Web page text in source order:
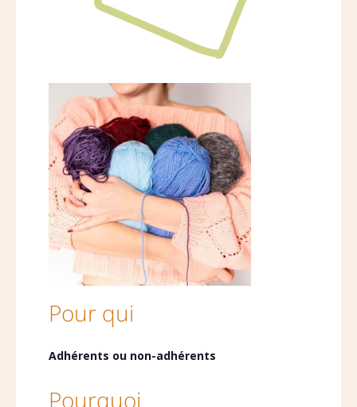
Pour qui
Adhérents ou non-adhérents
Pourquoi